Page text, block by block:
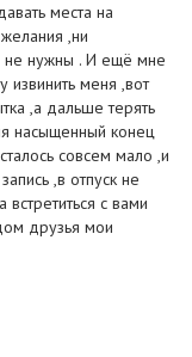
места на
,ни
не нужны . И ещё мне
извинить меня ,вот
,а дальше терять
насыщенный конец
совсем мало ,и
,в отпуск не
с вами
друзья мои